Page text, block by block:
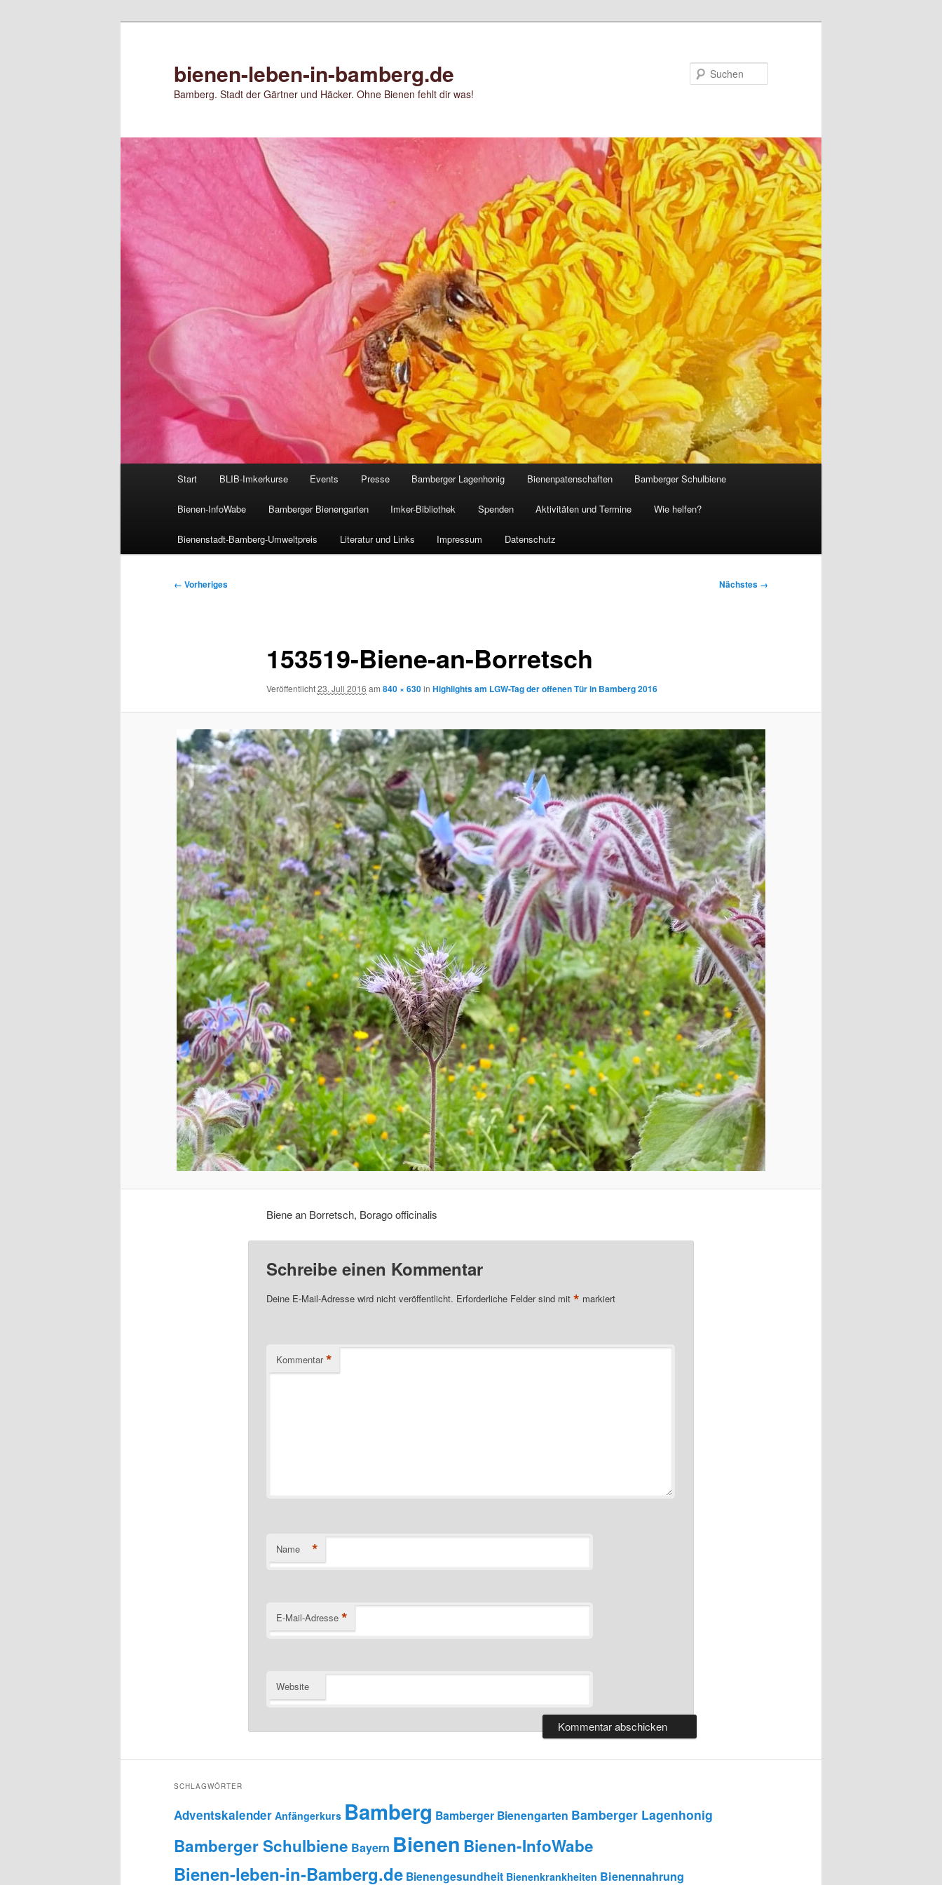
bienen-leben-in-bamberg.de
Bamberg. Stadt der Gärtner und Häcker. Ohne Bienen fehlt dir was!
Start BLIB-Imkerkurse Events Presse Bamberger Lagenhonig Bienenpatenschaften Bamberger Schulbiene
Bienen-InfoWabe Bamberger Bienengarten Imker-Bibliothek Spenden Aktivitäten und Termine Wie helfen?
Bienenstadt-Bamberg-Umweltpreis Literatur und Links Impressum Datenschutz
Bilder-
← Vorheriges Nächstes →
153519-Biene-an-Borretsch
Veröffentlicht23. Juli 2016 am 840 × 630in Highlights am LGW-Tag der offenen Tür in Bamberg 2016
Biene an Borretsch, Borago officinalis
Schreibe einen Kommentar
Deine E-Mail-Adresse wird nicht veröffentlicht. Erforderliche Felder sind mit * markiert
Kommentar *
Name *
E-Mail-Adresse *
Website
SCHLAGWÖRTER
Adventskalender Anfängerkurs Bamberg Bamberger Bienengarten Bamberger Lagenhonig
Bamberger Schulbiene Bayern Bienen Bienen-InfoWabe
Bienen-leben-in-Bamberg.de Bienengesundheit Bienenkrankheiten Bienennahrung